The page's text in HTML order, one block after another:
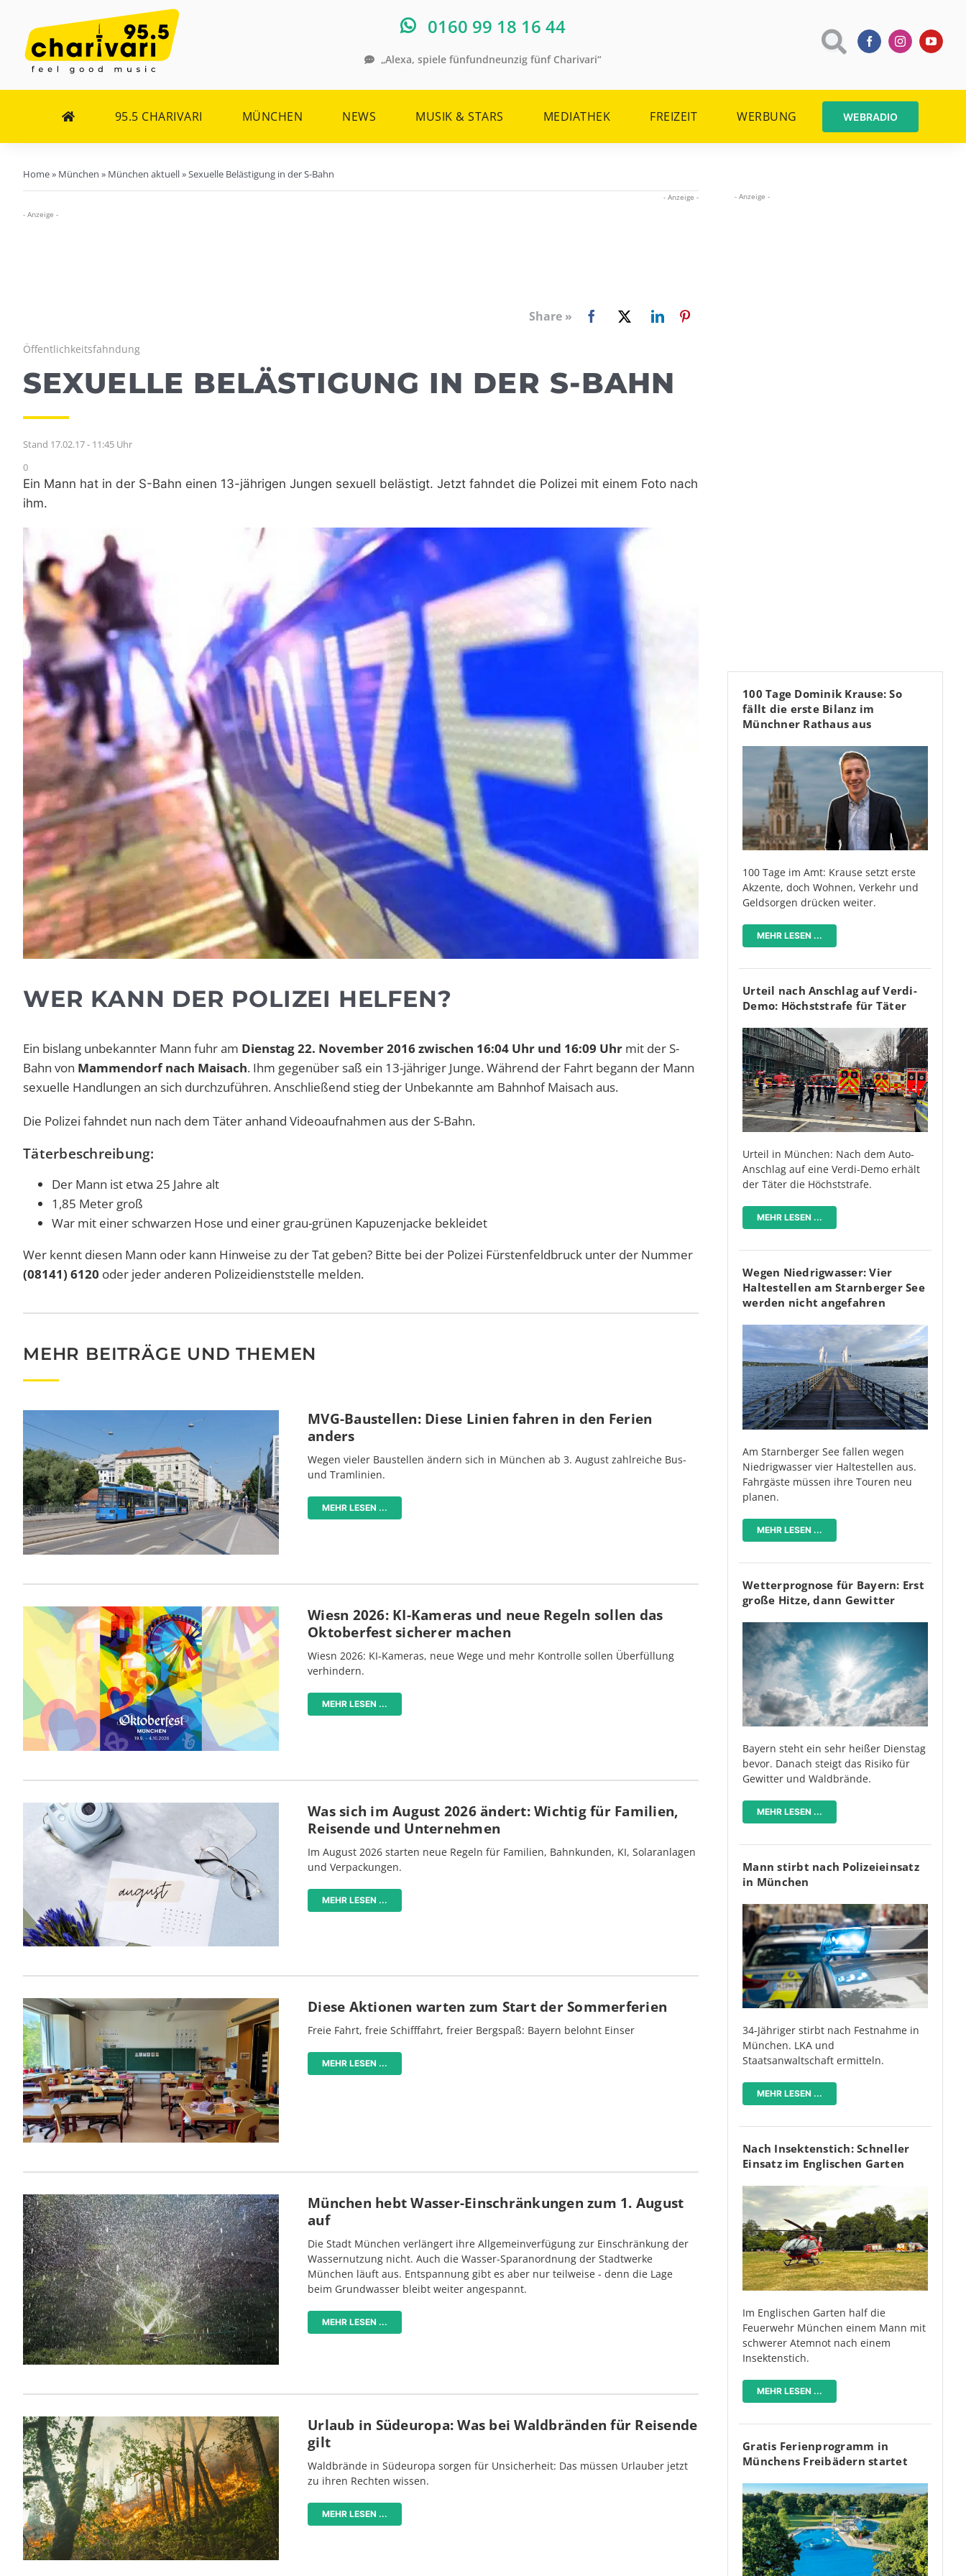
Inhalt
springen
0160 99 18 16 44
„Alexa, spiele fünfundneunzig fünf Charivari“
95.5 CHARIVARI MÜNCHEN NEWS MUSIK & STARS MEDIATHEK FREIZEIT WERBUNG WEBRADIO
Home» München » München aktuell»Sexuelle Belästigung in der S-Bahn
- Anzeige -
- Anzeige -
Share »
Öffentlichkeitsfahndung
SEXUELLE BELÄSTIGUNG IN DER S-BAHN
Stand 17.02.17 - 11:45 Uhr
0
Ein Mann hat in der S-Bahn einen 13-jährigen Jungen sexuell belästigt. Jetzt fahndet die Polizei mit einem Foto nach
ihm.
WER KANN DER POLIZEI HELFEN?
Ein bislang unbekannter Mann fuhr am Dienstag 22. November 2016 zwischen 16:04 Uhr und 16:09 Uhr mit der S-
Bahn von Mammendorf nach Maisach. Ihm gegenüber saß ein 13-jähriger Junge. Während der Fahrt begann der Mann
sexuelle Handlungen an sich durchzuführen. Anschließend stieg der Unbekannte am Bahnhof Maisach aus.
Die Polizei fahndet nun nach dem Täter anhand Videoaufnahmen aus der S-Bahn.
Täterbeschreibung:
Der Mann ist etwa 25 Jahre alt
1,85 Meter groß
War mit einer schwarzen Hose und einer grau-grünen Kapuzenjacke bekleidet
Wer kennt diesen Mann oder kann Hinweise zu der Tat geben? Bitte bei der Polizei Fürstenfeldbruck unter der Nummer
(08141) 6120 oder jeder anderen Polizeidienststelle melden.
MEHR BEITRÄGE UND THEMEN
MVG-Baustellen: Diese Linien fahren in den Ferien
anders
Wegen vieler Baustellen ändern sich in München ab 3. August zahlreiche Bus-
und Tramlinien.
MEHR LESEN ...
Wiesn 2026: KI-Kameras und neue Regeln sollen das
Oktoberfest sicherer machen
Wiesn 2026: KI-Kameras, neue Wege und mehr Kontrolle sollen Überfüllung
verhindern.
MEHR LESEN ...
Was sich im August 2026 ändert: Wichtig für Familien,
Reisende und Unternehmen
Im August 2026 starten neue Regeln für Familien, Bahnkunden, KI, Solaranlagen
und Verpackungen.
MEHR LESEN ...
Diese Aktionen warten zum Start der Sommerferien
Freie Fahrt, freie Schifffahrt, freier Bergspaß: Bayern belohnt Einser
MEHR LESEN ...
München hebt Wasser-Einschränkungen zum 1. August
auf
Die Stadt München verlängert ihre Allgemeinverfügung zur Einschränkung der
Wassernutzung nicht. Auch die Wasser-Sparanordnung der Stadtwerke
München läuft aus. Entspannung gibt es aber nur teilweise - denn die Lage
beim Grundwasser bleibt weiter angespannt.
MEHR LESEN ...
Urlaub in Südeuropa: Was bei Waldbränden für Reisende
gilt
Waldbrände in Südeuropa sorgen für Unsicherheit: Das müssen Urlauber jetzt
zu ihren Rechten wissen.
MEHR LESEN ...
- Anzeige -
100 Tage Dominik Krause: So
fällt die erste Bilanz im
Münchner Rathaus aus
100 Tage im Amt: Krause setzt erste
Akzente, doch Wohnen, Verkehr und
Geldsorgen drücken weiter.
MEHR LESEN ...
Urteil nach Anschlag auf Verdi-
Demo: Höchststrafe für Täter
Urteil in München: Nach dem Auto-
Anschlag auf eine Verdi-Demo erhält
der Täter die Höchststrafe.
MEHR LESEN ...
Wegen Niedrigwasser: Vier
Haltestellen am Starnberger See
werden nicht angefahren
Am Starnberger See fallen wegen
Niedrigwasser vier Haltestellen aus.
Fahrgäste müssen ihre Touren neu
planen.
MEHR LESEN ...
Wetterprognose für Bayern: Erst
große Hitze, dann Gewitter
Bayern steht ein sehr heißer Dienstag
bevor. Danach steigt das Risiko für
Gewitter und Waldbrände.
MEHR LESEN ...
Mann stirbt nach Polizeieinsatz
in München
34-Jähriger stirbt nach Festnahme in
München. LKA und
Staatsanwaltschaft ermitteln.
MEHR LESEN ...
Nach Insektenstich: Schneller
Einsatz im Englischen Garten
Im Englischen Garten half die
Feuerwehr München einem Mann mit
schwerer Atemnot nach einem
Insektenstich.
MEHR LESEN ...
Gratis Ferienprogramm in
Münchens Freibädern startet